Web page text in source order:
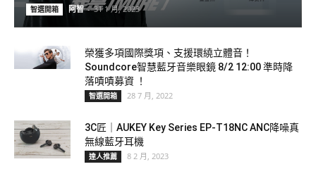
智選開箱 阿智 - 31 1 月, 2023
榮獲多項國際獎項、支援環繞立體音！
Soundcore智慧藍牙音樂眼鏡 8/2 12:00 準時降
落嘖嘖募資 ！
智選開箱 28 7 月, 2022
3C匠｜AUKEY Key Series EP-T18NC ANC降噪真
無線藍牙耳機
達人推薦 8 2 月, 2023